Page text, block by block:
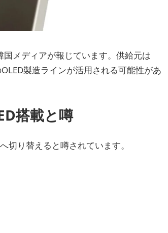
国メディアが報じています。供給元は
製造ラインが活用される可能性があ
搭載と噂
り替えると噂されています。